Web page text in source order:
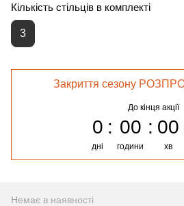
Кількість стільців в комплекті
3
Закриття сезону
До кінця акції
0
дні
00
години
00
хв
Немає в наявності